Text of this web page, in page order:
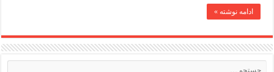
ادامه نوشته »